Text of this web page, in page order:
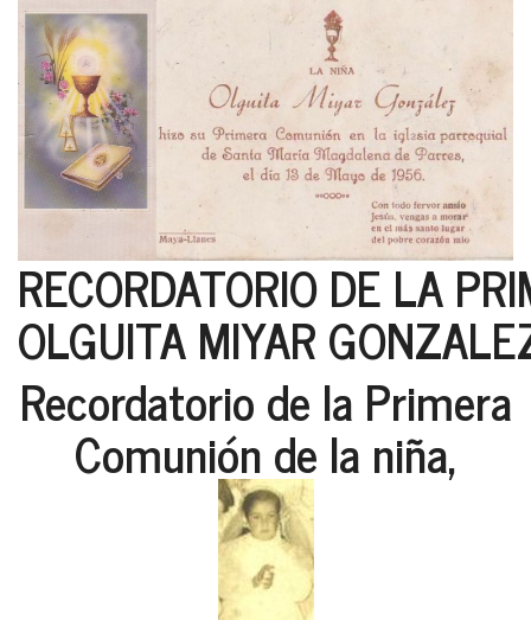
RECORDATORIO DE LA
OLGUITA MIYAR
Recordatorio de la Primera
Comunión de la niña,